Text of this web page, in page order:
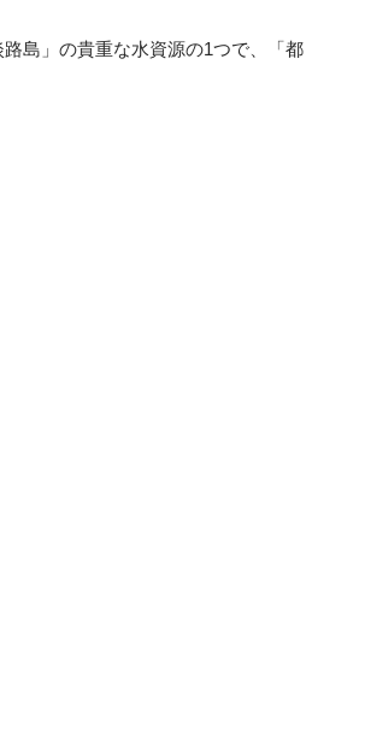
島」の貴重な水資源の1つで、「都